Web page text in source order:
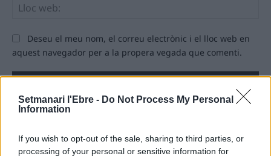
Setmanari l'Ebre - Do Not Process My Personal
Information
If you wish to opt-out of the sale, sharing to third parties, or
processing of your personal or sensitive information for
Deseu el meu nom, el correu electrònic i el lloc web en
aquest navegador per a la propera vegada que comenti.
ÚLTIMES NOTÍCIES